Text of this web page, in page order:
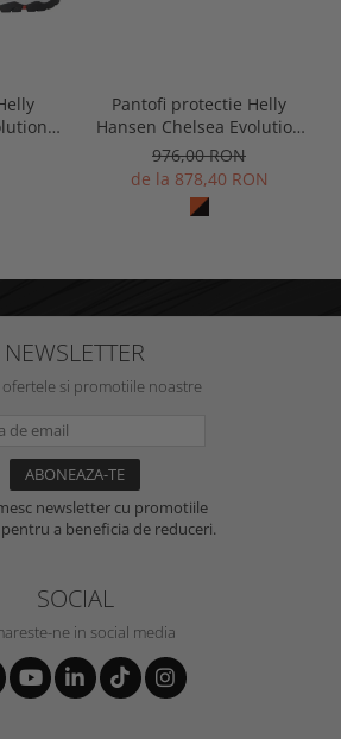
2
HRO,
Pantofi protectie Helly
Hansen Chelsea Evolution
BRZ Low BOA S1P
976,00 RON
de la 878,40 RON
NEWSLETTER
ofertele si promotiile noastre
newsletter cu promotiile
a beneficia de reduceri.
SOCIAL
ne in social media